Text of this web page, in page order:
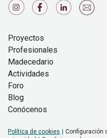
Proyectos
Profesionales
Madecedario
Actividades
Foro
Blog
Conócenos
Política de cookies Configuración